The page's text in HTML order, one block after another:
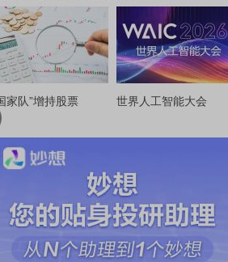
家队”增持股票 世界人工智能大会